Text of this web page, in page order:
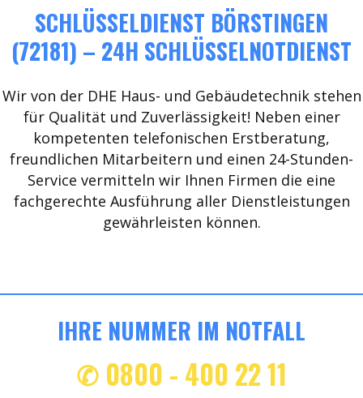
SCHLÜSSELDIENST BÖRSTINGEN
(72181) – 24H SCHLÜSSELNOTDIENST
Wir von der DHE Haus- und Gebäudetechnik stehen
für Qualität und Zuverlässigkeit! Neben einer
kompetenten telefonischen Erstberatung,
freundlichen Mitarbeitern und einen 24-Stunden-
Service vermitteln wir Ihnen Firmen die eine
fachgerechte Ausführung aller Dienstleistungen
gewährleisten können.
IHRE NUMMER IM NOTFALL
✆ 0800 - 400 22 11